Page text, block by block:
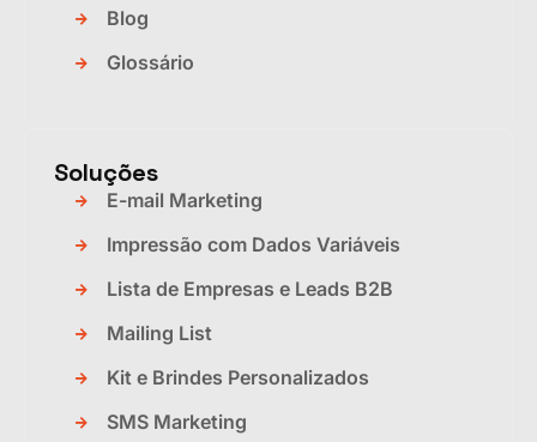
Blog
Glossário
Soluções
E-mail Marketing
Impressão com Dados Variáveis
Lista de Empresas e Leads B2B
Mailing List
Kit e Brindes Personalizados
SMS Marketing